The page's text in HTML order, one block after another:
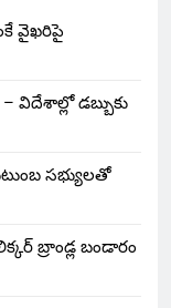
వైఖరిపై
డబ్బుకు
సభ్యులతో
బ్రాండ్ల బండారం